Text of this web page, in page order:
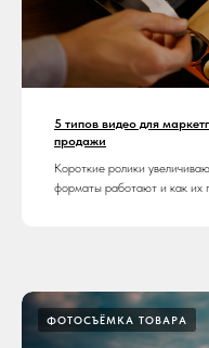
5 типов видео для
продажи
Короткие ролики
форматы работают и как их
ФОТОСЪЁМКА ТОВАРА